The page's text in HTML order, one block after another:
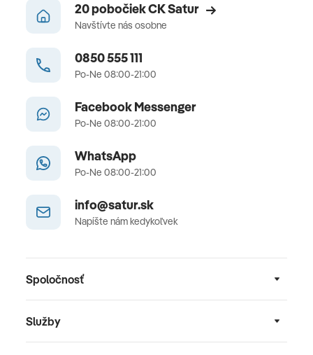
20 pobočiek CK Satur
Navštívte nás osobne
0850 555 111
Po-Ne 08:00-21:00
Facebook Messenger
Po-Ne 08:00-21:00
WhatsApp
Po-Ne 08:00-21:00
info@satur.sk
Napíšte nám kedykoľvek
Spoločnosť
Služby